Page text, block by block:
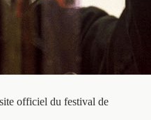
officiel du festival de